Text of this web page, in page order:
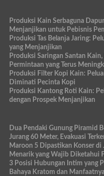
Produksi Kain Serbaguna
Menjanjikan untuk Pebisnis
Produksi Tas Belanja Jaring:
yang Menjanjikan
Produksi Saringan Santan
Permintaan yang Terus
Produksi Filter Kopi Kain:
Diminati Pecinta Kopi
Produksi Kantong Roti Kain:
dengan Prospek Menjanjikan
Dua Pendaki Gunung Piramid
Jurang 60 Meter, Evakuasi
Maroon 5 Dipastikan Konser di
Menarik yang Wajib Diketahui
3 Posisi Hubungan Intim yang
Bahaya Kratom dan